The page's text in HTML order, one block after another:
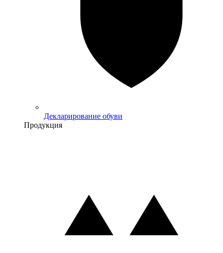
Декларирование обуви
Продукция